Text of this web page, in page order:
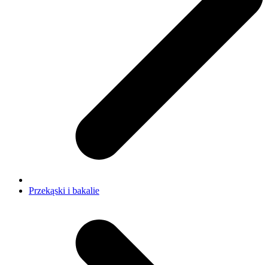
Przekąski i bakalie